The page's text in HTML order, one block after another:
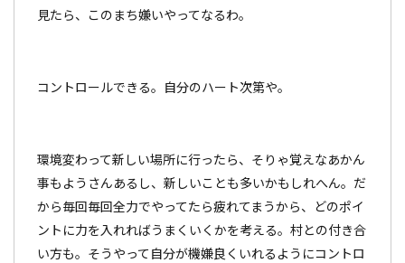
見たら、このまち嫌いやってなるわ。
コントロールできる。自分のハート次第や。
環境変わって新しい場所に行ったら、そりゃ覚えなあかん
事もようさんあるし、新しいことも多いかもしれへん。だ
から毎回毎回全力でやってたら疲れてまうから、どのポイ
ントに力を入れればうまくいくかを考える。村との付き合
い方も。そうやって自分が機嫌良くいれるようにコントロ